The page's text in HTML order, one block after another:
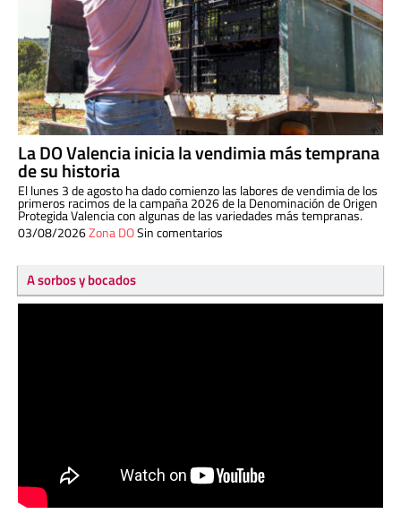
La DO Valencia inicia la vendimia más temprana
de su historia
El lunes 3 de agosto ha dado comienzo las labores de vendimia de los
primeros racimos de la campaña 2026 de la Denominación de Origen
Protegida Valencia con algunas de las variedades más tempranas.
03/08/2026Zona DOSin comentarios
A sorbos y bocados